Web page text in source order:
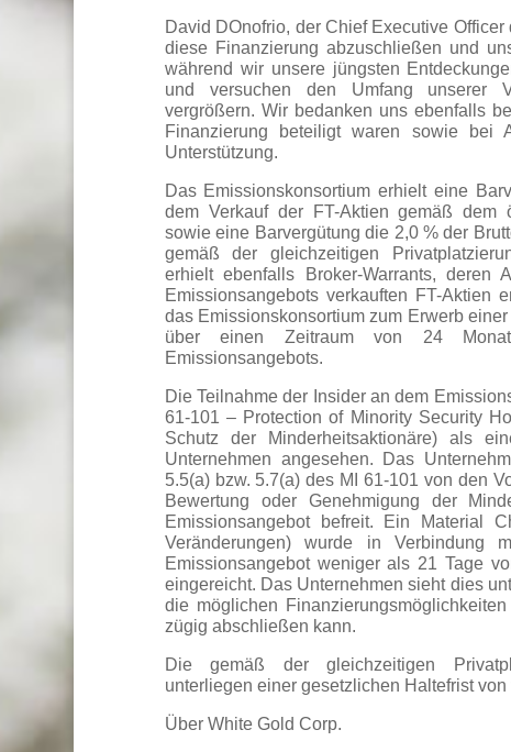
David DOnofrio, der Chief Executive
diese Finanzierung abzuschließen und
während wir unsere jüngsten
und versuchen den Umfang unserer
vergrößern. Wir bedanken uns ebenfalls
Finanzierung beteiligt waren sowie bei
Unterstützung.
Das Emissionskonsortium erhielt eine
dem Verkauf der FT-Aktien gemäß dem
sowie eine Barvergütung die 2,0 % der
gemäß der gleichzeitigen
erhielt ebenfalls Broker-Warrants,
Emissionsangebots verkauften FT-Aktien
das Emissionskonsortium zum Erwerb
über einen Zeitraum von 24
Emissionsangebots.
Die Teilnahme der Insider an dem
61-101 – Protection of Minority Security
Schutz der Minderheitsaktionäre) als
Unternehmen angesehen. Das
5.5(a) bzw. 5.7(a) des MI 61-101 von den
Bewertung oder Genehmigung der
Emissionsangebot befreit. Ein Material
Veränderungen) wurde in
Emissionsangebot weniger als 21 Tage
eingereicht. Das Unternehmen sieht dies
die möglichen
zügig abschließen kann.
Die gemäß der gleichzeitigen
unterliegen einer gesetzlichen Haltefrist
Über White Gold Corp.